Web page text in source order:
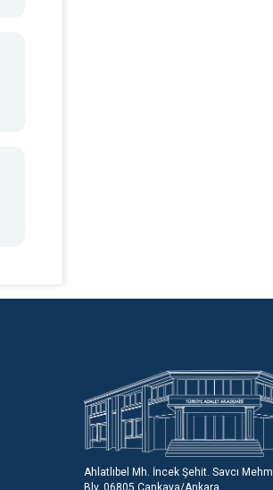
Ahlatlıbel Mh. İncek Şehit. Savcı
Blv, 06805 Çankaya/Ankara